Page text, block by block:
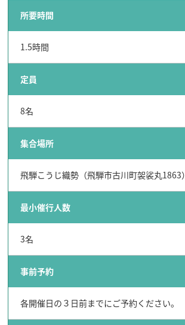
所要時間
1.5時間
定員
8名
集合場所
飛騨こうじ織勢（飛騨市古川町袈裟丸1863）
最小催行人数
3名
事前予約
各開催日の３日前までにご予約ください。